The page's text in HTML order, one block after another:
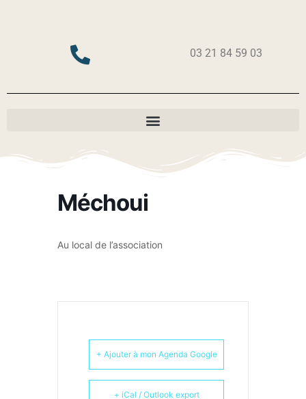
03 21 84 59 03
Méchoui
Au local de l’association
+ Ajouter à mon Agenda Google
+ iCal / Outlook export